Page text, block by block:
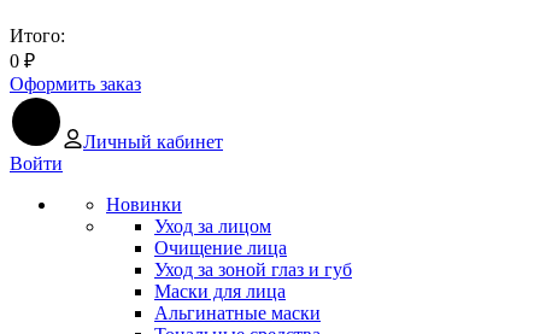
Итого:
0 ₽
Оформить заказ
Личный кабинет
Войти
Новинки
Уход за лицом
Очищение лица
Уход за зоной глаз и губ
Маски для лица
Альгинатные маски